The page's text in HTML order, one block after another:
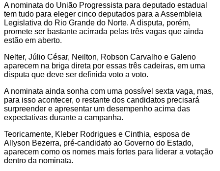
A nominata do União Progressista para deputado estadual
tem tudo para eleger cinco deputados para a Assembleia
Legislativa do Rio Grande do Norte. A disputa, porém,
promete ser bastante acirrada pelas três vagas que ainda
estão em aberto.
Nelter, Júlio César, Neilton, Robson Carvalho e Galeno
aparecem na briga direta por essas três cadeiras, em uma
disputa que deve ser definida voto a voto.
A nominata ainda sonha com uma possível sexta vaga, mas,
para isso acontecer, o restante dos candidatos precisará
surpreender e apresentar um desempenho acima das
expectativas durante a campanha.
Teoricamente, Kleber Rodrigues e Cinthia, esposa de
Allyson Bezerra, pré-candidato ao Governo do Estado,
aparecem como os nomes mais fortes para liderar a votação
dentro da nominata.